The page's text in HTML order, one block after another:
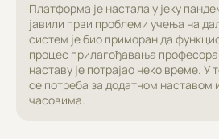
Платформа је настала у јеку
јавили први проблеми учења на
систем је био приморан да
процес прилагођавања професора
наставу је потрајао неко време. У
се потреба за додатном наставом
часовима.